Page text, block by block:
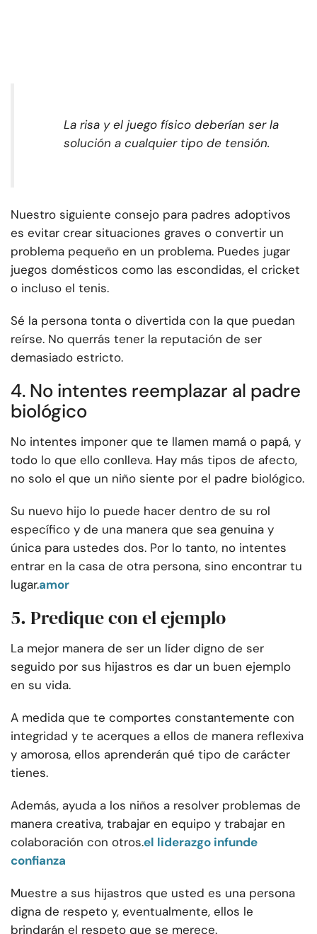
La risa y el juego físico deberían ser la
solución a cualquier tipo de tensión.
Nuestro siguiente consejo para padres adoptivos
es evitar crear situaciones graves o convertir un
problema pequeño en un problema. Puedes jugar
juegos domésticos como las escondidas, el cricket
o incluso el tenis.
Sé la persona tonta o divertida con la que puedan
reírse. No querrás tener la reputación de ser
demasiado estricto.
4. No intentes reemplazar al padre
biológico
No intentes imponer que te llamen mamá o papá, y
todo lo que ello conlleva. Hay más tipos de afecto,
no solo el que un niño siente por el padre biológico.
Su nuevo hijo lo puede hacer dentro de su rol
específico y de una manera que sea genuina y
única para ustedes dos. Por lo tanto, no intentes
entrar en la casa de otra persona, sino encontrar tu
lugar.amor
5. Predique con el ejemplo
La mejor manera de ser un líder digno de ser
seguido por sus hijastros es dar un buen ejemplo
en su vida.
A medida que te comportes constantemente con
integridad y te acerques a ellos de manera reflexiva
y amorosa, ellos aprenderán qué tipo de carácter
tienes.
Además, ayuda a los niños a resolver problemas de
manera creativa, trabajar en equipo y trabajar en
colaboración con otros.el liderazgo infunde
confianza
Muestre a sus hijastros que usted es una persona
digna de respeto y, eventualmente, ellos le
brindarán el respeto que se merece.